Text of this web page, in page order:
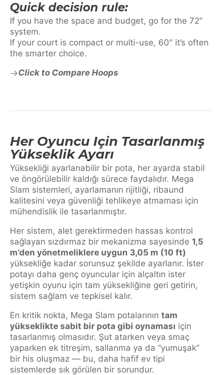
Quick decision rule:
If you have the space and budget, go for the 72″
system.
If your court is compact or multi-use, 60″ it’s often
the smarter choice.
Click to Compare Hoops
Her Oyuncu Için Tasarlanmış
Yükseklik Ayarı
Yüksekliği ayarlanabilir bir pota, her ayarda stabil
ve öngörülebilir kaldığı sürece faydalıdır. Mega
Slam sistemleri, ayarlamanın rijitliği, ribaund
kalitesini veya güvenliği tehlikeye atmaması için
mühendislik ile tasarlanmıştır.
Her sistem, alet gerektirmeden hassas kontrol
sağlayan sızdırmaz bir mekanizma sayesinde 1,5
m’den yönetmeliklere uygun 3,05 m (10 ft)
yüksekliğe kadar sorunsuz şekilde ayarlanır. İster
potayı daha genç oyuncular için alçaltın ister
yetişkin oyunu için tam yüksekliğine geri getirin,
sistem sağlam ve tepkisel kalır.
En kritik nokta, Mega Slam potalarının tam
yükseklikte sabit bir pota gibi oynaması için
tasarlanmış olmasıdır. Şut atarken veya smaç
yaparken ek titreşim, sallanma ya da “yumuşak”
bir his oluşmaz — bu, daha hafif ev tipi
sistemlerde sık görülen bir sorundur.